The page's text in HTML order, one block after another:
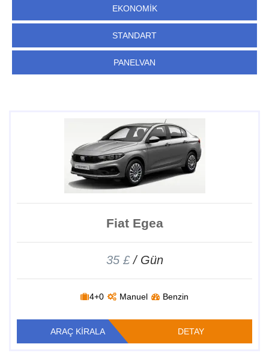
EKONOMIK
STANDART
PANELVAN
Fiat Egea
35 £/ Gün
4+0 Manuel Benzin
ARAÇ KİRALA DETAY